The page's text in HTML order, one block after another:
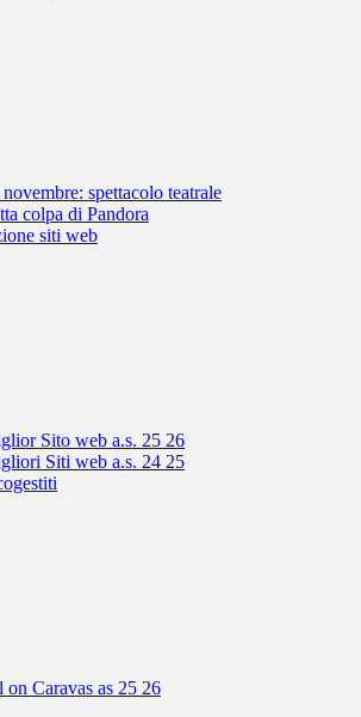
novembre: spettacolo teatrale
colpa di Pandora
siti web
Sito web a.s. 25 26
Siti web a.s. 24 25
on Caravas as 25 26